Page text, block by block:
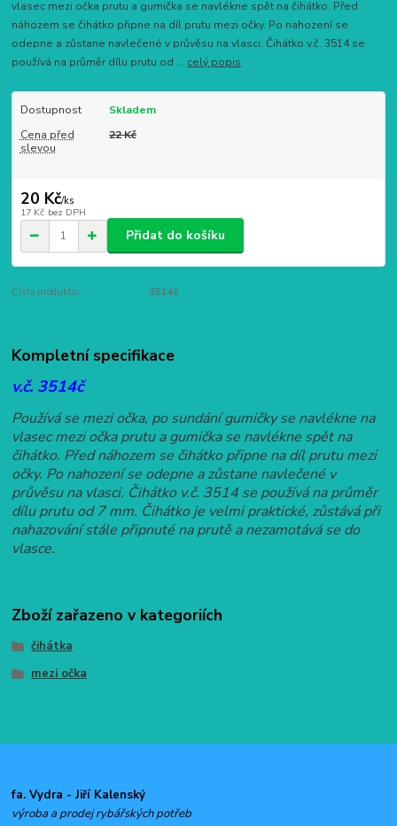
vlasec mezi očka prutu a gumička se navlékne spět na čihátko. Před
náhozem se čihátko připne na díl prutu mezi očky. Po nahození se
odepne a zůstane navlečené v průvěsu na vlasci. Čihátko v.č. 3514 se
používá na průměr dílu prutu od ... celý popis
Dostupnost
Skladem
Cena před
slevou
22 Kč
20 Kč/ks
17 Kč bez DPH
Přidat do košíku
Číslo produktu: 3514č
Kompletní specifikace
v.č. 3514č
Používá se mezi očka, po sundání gumičky se navlékne na
vlasec mezi očka prutu a gumička se navlékne spět na
čihátko. Před náhozem se čihátko připne na díl prutu mezi
očky. Po nahození se odepne a zůstane navlečené v
průvěsu na vlasci. Čihátko v.č. 3514 se používá na průměr
dílu prutu od 7 mm. Čihátko je velmi praktické, zůstává při
nahazování stále připnuté na prutě a nezamotává se do
vlasce.
Zboží zařazeno v kategoriích
čihátka
mezi očka
fa. Vydra - Jiří Kalenský
výroba a prodej rybářských potřeb